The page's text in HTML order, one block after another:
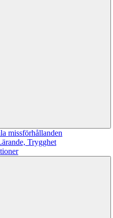
missförhållanden
Trygghet